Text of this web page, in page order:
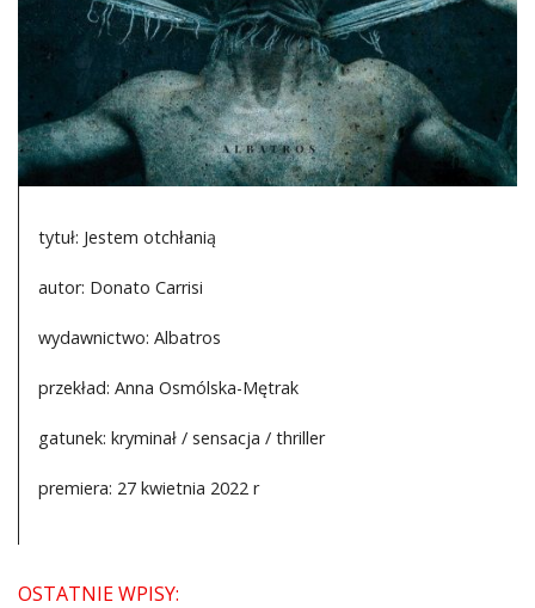
tytuł: Jestem otchłanią
autor: Donato Carrisi
wydawnictwo: Albatros
przekład: Anna Osmólska-Mętrak
gatunek: kryminał / sensacja / thriller
premiera: 27 kwietnia 2022 r
OSTATNIE WPISY: